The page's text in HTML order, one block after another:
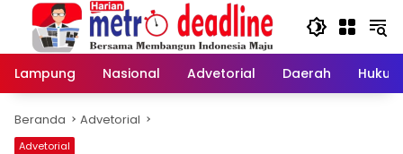
Langsung
konten
Lampung
Nasional Advetorial Daerah Hukum
Beranda Advetorial
Advetorial